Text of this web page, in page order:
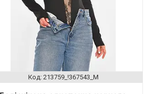
213759_!367543_M